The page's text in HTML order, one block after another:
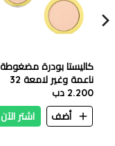
كاليستا بودرة مضغوطة
ناعمة وغير لامعة 32
رمل دافئ
2.200 دب
أضف
اشتر الآن